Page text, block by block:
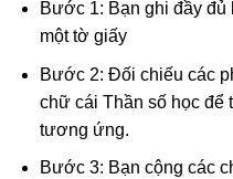
Bước 1: Bạn ghi đầy đủ
một tờ giấy
Bước 2: Đối chiếu các
chữ cái Thần số học
tương ứng.
Bước 3: Bạn cộng các